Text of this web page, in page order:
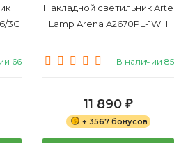
3C
66
Накладной светильник Arte
Lamp Arena A2670PL-1WH
В наличии 85
11 890 ₽
+ 3567 бонусов